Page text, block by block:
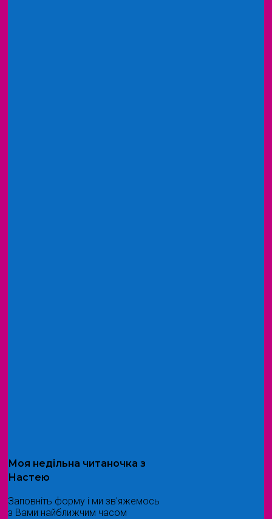
Моя недільна читаночка з
Настею
Заповніть форму і ми зв'яжемось
з Вами найближчим часом